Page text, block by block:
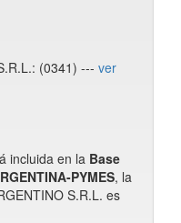
(0341) --- ver
incluida en la Base
PYMES, la
S.R.L. es